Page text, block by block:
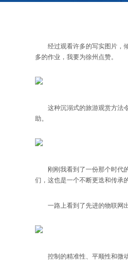
经过观看许多的写实图片，倾
多的作业，我要为徐州点赞。
这种沉溺式的旅游观赏方法令
助。
刚刚我看到了一份那个时代的
们，这也是一个不断更迭和传承
一路上看到了先进的物联网出
控制的精准性、平顺性和微动